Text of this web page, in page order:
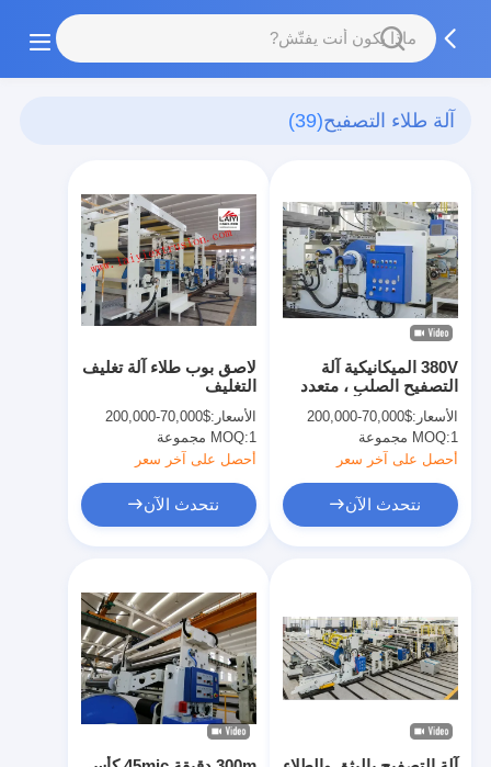
آلة طلاء التصفيح(39)
لاصق بوب طلاء آلة تغليف
التغليف
الأسعار:$70,000-200,000
MOQ:1 مجموعة
أحصل على آخر سعر
نتحدث الآن
380V الميكانيكية آلة
التصفيح الصلب ، متعدد
الطبقات ماتي آلة
التصفيح
الأسعار:$70,000-200,000
MOQ:1 مجموعة
أحصل على آخر سعر
نتحدث الآن